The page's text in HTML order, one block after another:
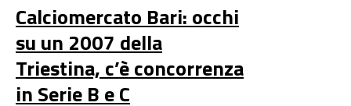
Calciomercato Bari: occhi
su un 2007 della
Triestina, c’è concorrenza
in Serie B e C